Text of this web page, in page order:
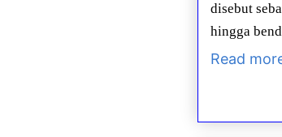
disebut
hingga
Read